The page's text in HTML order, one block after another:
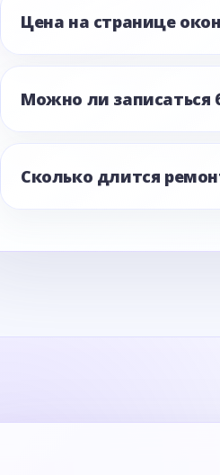
Цена на странице
Можно ли записаться
Сколько длится